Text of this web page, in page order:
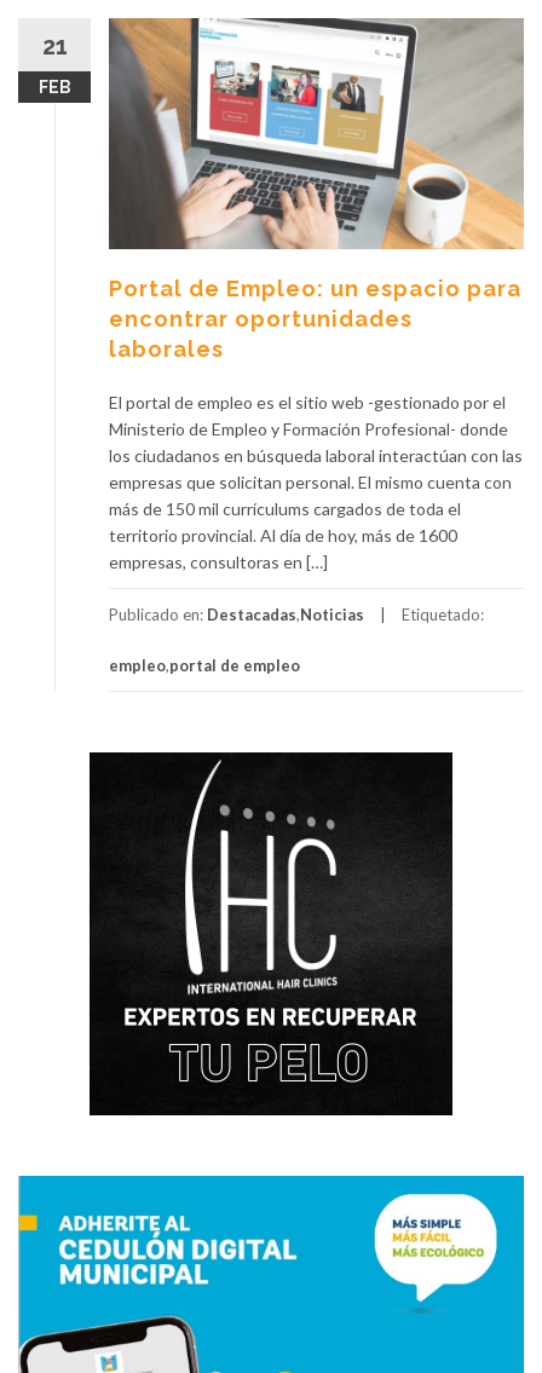
21
FEB
Portal de Empleo: un espacio para
encontrar oportunidades
laborales
El portal de empleo es el sitio web -gestionado por el
Ministerio de Empleo y Formación Profesional- donde
los ciudadanos en búsqueda laboral interactúan con las
empresas que solicitan personal. El mismo cuenta con
más de 150 mil currículums cargados de toda el
territorio provincial. Al día de hoy, más de 1600
empresas, consultoras en […]
Publicado en: Destacadas,Noticias Etiquetado:
empleo,portal de empleo